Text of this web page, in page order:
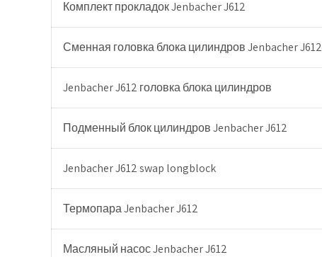
Комплект прокладок Jenbacher J612
Сменная головка блока цилиндров Jenbacher J612
Jenbacher J612 головка блока цилиндров
Подменный блок цилиндров Jenbacher J612
Jenbacher J612 swap longblock
Термопара Jenbacher J612
Масляный насос Jenbacher J612